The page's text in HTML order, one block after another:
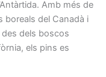
Amb més de
boreals del Canadà i
des dels boscos
els pins es